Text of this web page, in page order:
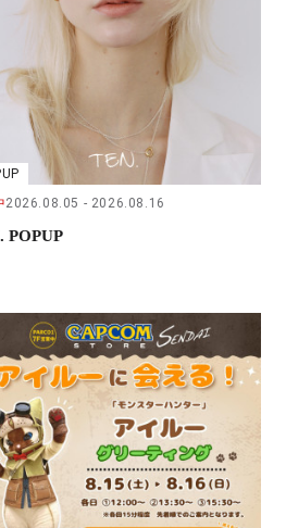
2026.08.05 2026.08.16
POPUP